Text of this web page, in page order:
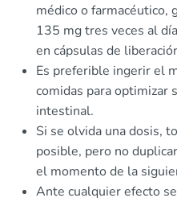
médico o farmacéutico,
135 mg tres veces al
en cápsulas de
Es preferible ingerir el
comidas para optimizar
intestinal.
Si se olvida una dosis,
posible, pero no
el momento de la
Ante cualquier efecto